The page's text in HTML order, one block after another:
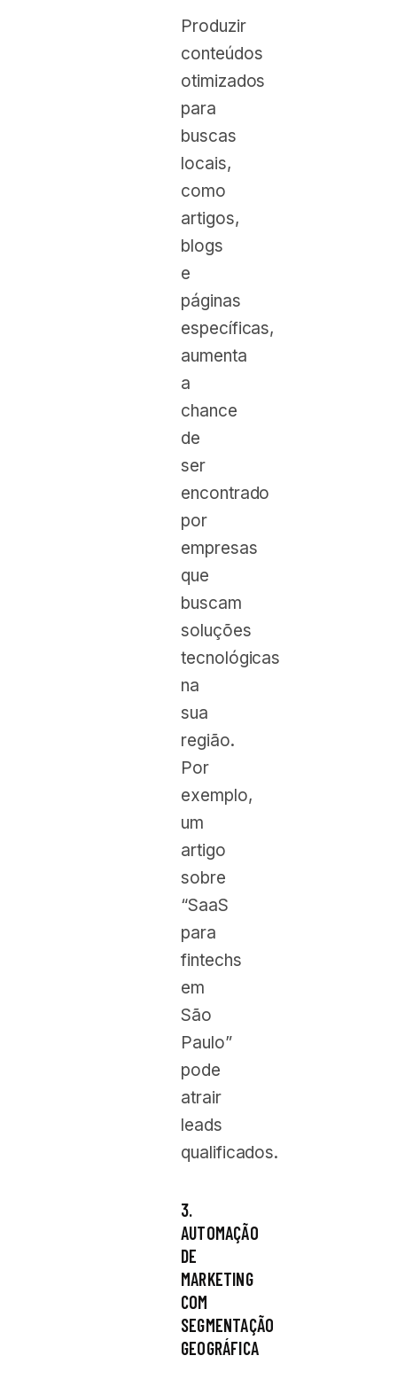
Produzir
conteúdos
otimizados
para
buscas
locais,
como
artigos,
blogs
e
páginas
específicas,
aumenta
a
chance
de
ser
encontrado
por
empresas
que
buscam
soluções
tecnológicas
na
sua
região.
Por
exemplo,
um
artigo
sobre
“SaaS
para
fintechs
em
São
Paulo”
pode
atrair
leads
qualificados.
3.
AUTOMAÇÃO
DE
MARKETING
COM
SEGMENTAÇÃO
GEOGRÁFICA